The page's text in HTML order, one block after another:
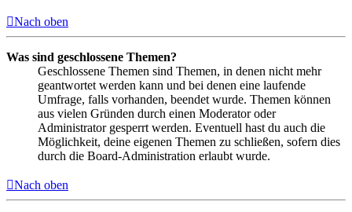
Nach oben
Was sind geschlossene Themen?
Geschlossene Themen sind Themen, in denen nicht mehr
geantwortet werden kann und bei denen eine laufende
Umfrage, falls vorhanden, beendet wurde. Themen können
aus vielen Gründen durch einen Moderator oder
Administrator gesperrt werden. Eventuell hast du auch die
Möglichkeit, deine eigenen Themen zu schließen, sofern dies
durch die Board-Administration erlaubt wurde.
Nach oben